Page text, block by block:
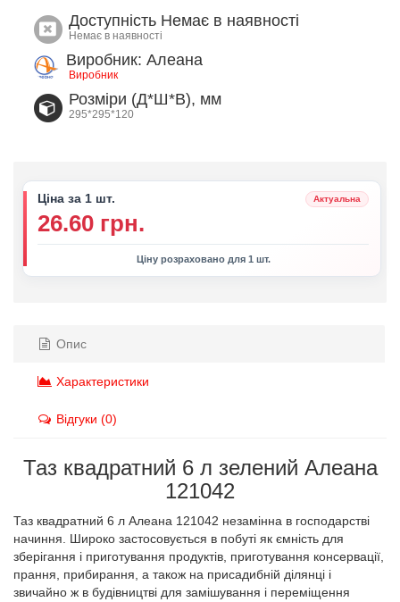
Доступність Немає в наявності
Немає в наявності
Виробник: Алеана
Виробник
Розміри (Д*Ш*В), мм
295*295*120
Ціна за 1 шт. Актуальна
26.60 грн.
Ціну розраховано для 1 шт.
Опис
Характеристики
Відгуки (0)
Таз квадратний 6 л зелений Алеана
121042
Таз квадратний 6 л Алеана 121042 незамінна в господарстві
начиння. Широко застосовується в побуті як ємність для
зберігання і приготування продуктів, приготування консервації,
прання, прибирання, а також на присадибній ділянці і
звичайно ж в будівництві для замішування і переміщення